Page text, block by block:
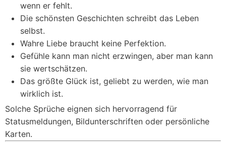
wenn er fehlt.
Die schönsten Geschichten schreibt das Leben
selbst.
Wahre Liebe braucht keine Perfektion.
Gefühle kann man nicht erzwingen, aber man kann
sie wertschätzen.
Das größte Glück ist, geliebt zu werden, wie man
wirklich ist.
Solche Sprüche eignen sich hervorragend für
Statusmeldungen, Bildunterschriften oder persönliche
Karten.